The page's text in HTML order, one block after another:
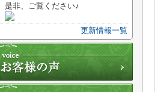
是非、ご覧ください♪
更新情報一覧